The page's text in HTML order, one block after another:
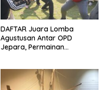
DAFTAR Juara Lomba
Agustusan Antar OPD
Jepara, Permainan